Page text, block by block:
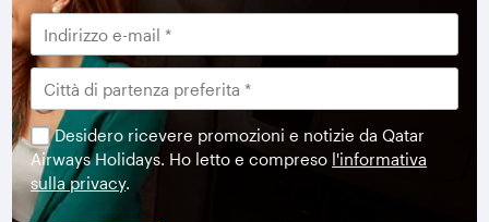
Desidero ricevere promozioni e notizie da Qatar
Airways Holidays. Ho letto e compreso l'informativa
sulla privacy.